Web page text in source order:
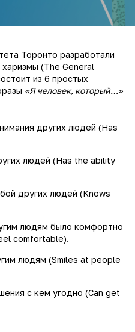
Торонто разработали
(The General
из 6 простых
«Я человек, который…»
других людей (Has
людей (Has the ability
других людей (Knows
людям было комфортно
comfortable).
людям (Smiles at people
с кем угодно (Can get